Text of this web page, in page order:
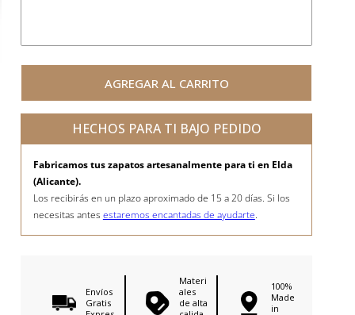
AGREGAR AL CARRITO
HECHOS PARA TI BAJO PEDIDO
Fabricamos tus zapatos artesanalmente para ti en Elda
(Alicante).
Los recibirás en un plazo aproximado de 15 a 20 días. Si los
necesitas antes estaremos encantadas de ayudarte.
Envíos
Gratis
Materi
ales
de alta
100%
Made
in